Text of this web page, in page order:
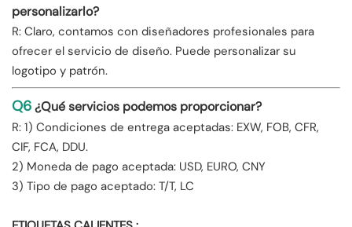
personalizarlo?
R: Claro, contamos con diseñadores profesionales para
ofrecer el servicio de diseño. Puede personalizar su
logotipo y patrón.
Q6¿Qué servicios podemos proporcionar?
R: 1) Condiciones de entrega aceptadas: EXW, FOB, CFR,
CIF, FCA, DDU.
2) Moneda de pago aceptada: USD, EURO, CNY
3) Tipo de pago aceptado: T/T, LC